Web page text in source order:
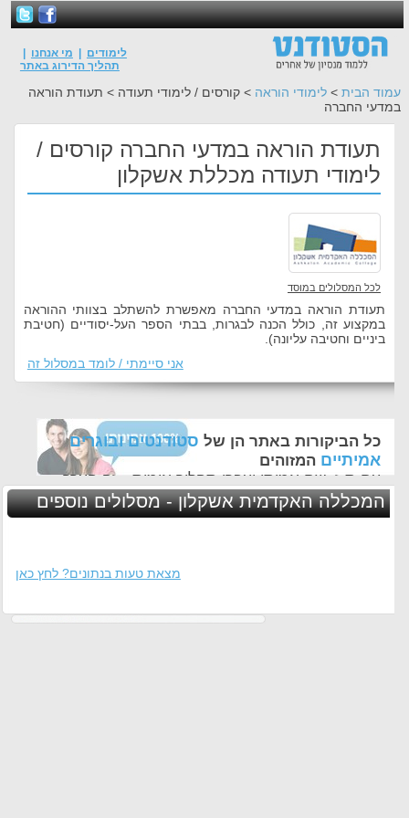
לימודים מי אנחנו
תהליך הדירוג באתר
עמוד הבית > לימודי הוראה > קורסים / לימודי תעודה > תעודת הוראה
במדעי החברה
תעודת הוראה במדעי החברה קורסים /
לימודי תעודה מכללת אשקלון
לכל המסלולים במוסד
תעודת הוראה במדעי החברה מאפשרת להשתלב בצוותי ההוראה
במקצוע זה, כולל הכנה לבגרות, בבתי הספר העל-יסודיים (חטיבת
ביניים וחטיבה עליונה).
אני סיימתי / לומד במסלול זה
כל הביקורות באתר הן של סטודנטים ובוגרים
אמיתיים המזוהים
עם ת.ז, שם אמיתי ועברו תהליך אימות - זה הערך
החשוב לנו ביותר באתר
המכללה האקדמית אשקלון - מסלולים נוספים
מצאת טעות בנתונים? לחץ כאן